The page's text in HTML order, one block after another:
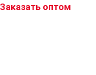
Заказать оптом